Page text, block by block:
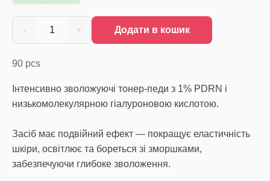
- 1 + Додати в кошик
90 pcs
Інтенсивно зволожуючі тонер-педи з 1% PDRN і
низькомолекулярною гіалуроновою кислотою.
Засіб має подвійний ефект — покращує еластичність
шкіри, освітлює та бореться зі зморшками,
забезпечуючи глибоке зволоження.